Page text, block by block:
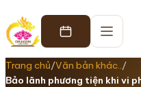
Trang chủ/Văn bản khác../
Bảo lãnh phương tiện khi vi